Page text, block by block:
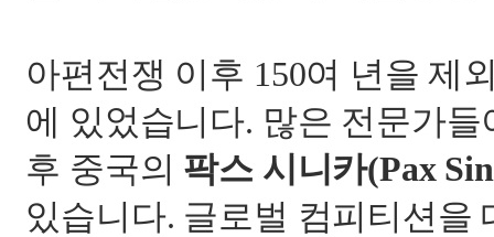
아편전쟁 이후 150여 년을 제
에 있었습니다. 많은 전문가
후 중국의 팍스 시니카(Pax
있습니다. 글로벌 컴피티션을